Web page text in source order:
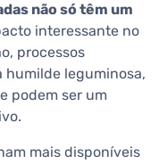
não só têm um
interessante no
processos
humilde leguminosa,
podem ser um
mais disponíveis